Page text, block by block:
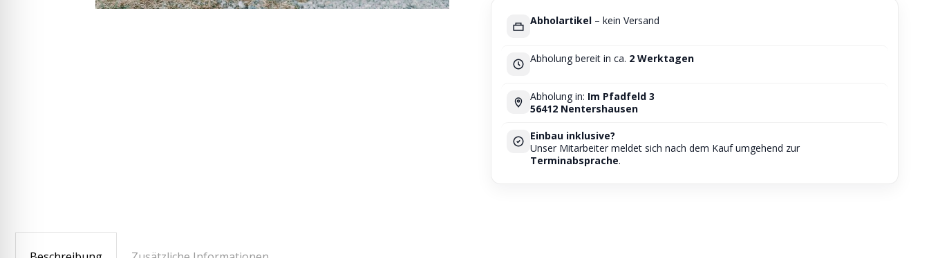
Abholartikel – kein Versand
Abholung bereit in ca. 2 Werktagen
Abholung in: Im Pfadfeld 3
56412 Nentershausen
Einbau inklusive?
Unser Mitarbeiter meldet sich nach dem Kauf umgehend zur
Terminabsprache.